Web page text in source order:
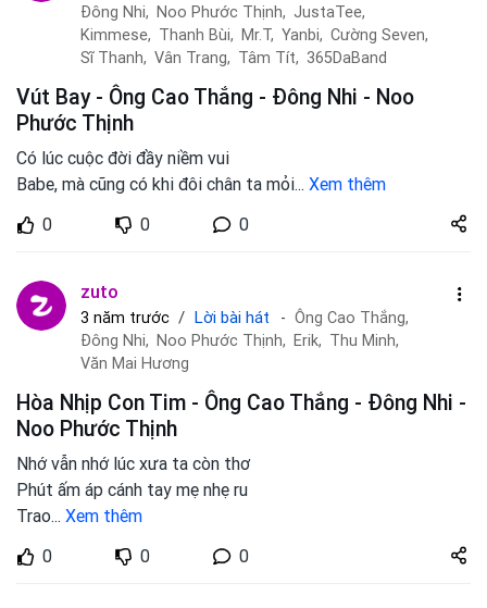
Đông Nhi, Noo Phước Thịnh, JustaTee,
Kimmese, Thanh Bùi, Mr.T, Yanbi, Cường Seven,
Sĩ Thanh, Vân Trang, Tâm Tít, 365DaBand
Vút Bay - Ông Cao Thắng - Đông Nhi - Noo
Phước Thịnh
Có lúc cuộc đời đầy niềm vui
Babe, mà cũng có khi đôi chân ta mỏi... Xem thêm
0
0 0
Share
zuto.vn
zuto
3 năm trước Lời bài hát
Ông Cao Thắng,
Đông Nhi, Noo Phước Thịnh, Erik, Thu Minh,
Văn Mai Hương
Hòa Nhịp Con Tim - Ông Cao Thắng - Đông Nhi -
Noo Phước Thịnh
Nhớ vẫn nhớ lúc xưa ta còn thơ
Phút ấm áp cánh tay mẹ nhẹ ru
Trao... Xem thêm
0
0 0
Share
zuto.vn